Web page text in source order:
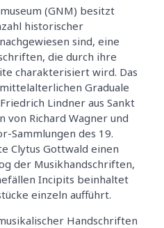
(GNM) besitzt
historischer
sind, eine
die durch ihre
charakterisiert wird. Das
Graduale
Lindner aus Sankt
von Richard Wagner und
Sammlungen des 19.
Clytus Gottwald einen
der Musikhandschriften,
Incipits beinhaltet
einzeln aufführt.
Handschriften